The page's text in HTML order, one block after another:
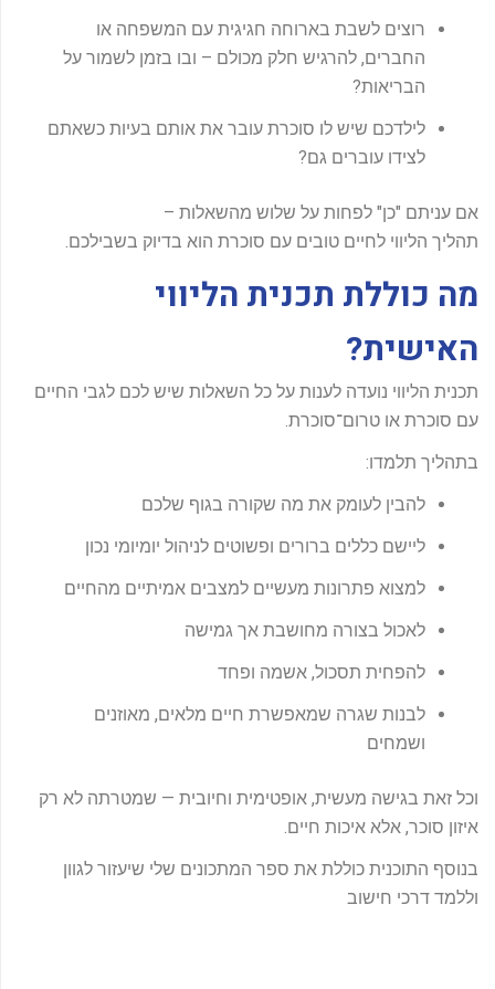
רוצים לשבת בארוחה חגיגית עם המשפחה או
החברים, להרגיש חלק מכולם – ובו בזמן לשמור על
הבריאות?
לילדכם שיש לו סוכרת עובר את אותם בעיות כשאתם
לצידו עוברים גם?
אם עניתם "כן" לפחות על שלוש מהשאלות –
תהליך הליווי לחיים טובים עם סוכרת הוא בדיוק בשבילכם.
מה כוללת תכנית הליווי
האישית?
תכנית הליווי נועדה לענות על כל השאלות שיש לכם לגבי החיים
עם סוכרת או טרום־סוכרת.
בתהליך תלמדו:
להבין לעומק את מה שקורה בגוף שלכם
ליישם כללים ברורים ופשוטים לניהול יומיומי נכון
למצוא פתרונות מעשיים למצבים אמיתיים מהחיים
לאכול בצורה מחושבת אך גמישה
להפחית תסכול, אשמה ופחד
לבנות שגרה שמאפשרת חיים מלאים, מאוזנים
ושמחים
וכל זאת בגישה מעשית, אופטימית וחיובית — שמטרתה לא רק
איזון סוכר, אלא איכות חיים.
בנוסף התוכנית כוללת את ספר המתכונים שלי שיעזור לגוון
וללמד דרכי חישוב